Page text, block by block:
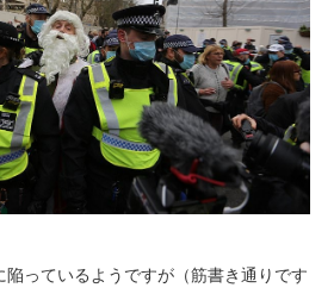
っているようですが（筋書き通りです